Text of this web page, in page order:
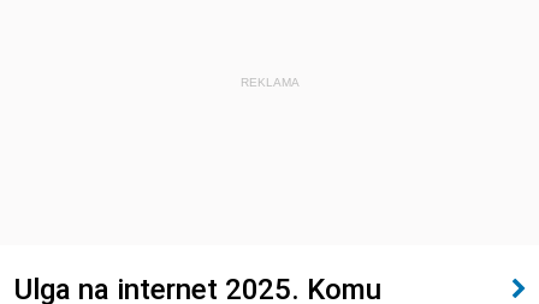
REKLAMA
Ulga na internet 2025. Komu